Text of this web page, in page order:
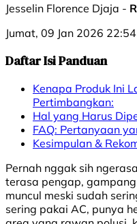
Jesselin Florence Djaja -
Jumat, 09 Jan 2026
Daftar Isi Panduan
Kenapa Produk Ini
Pertimbangkan:
Hal yang Harus
FAQ: Pertanyaan
Kesimpulan &
Pernah nggak sih
terasa pengap,
muncul meski sudah
sering pakai AC, punya